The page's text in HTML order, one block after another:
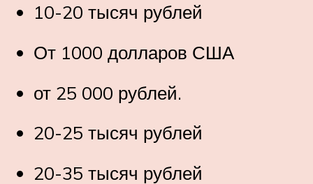
10-20 тысяч рублей
От 1000 долларов США
от 25 000 рублей.
20-25 тысяч рублей
20-35 тысяч рублей